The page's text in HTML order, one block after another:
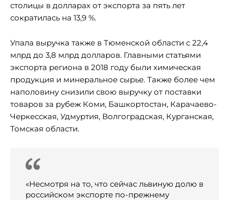
столицы в долларах от экспорта за пять лет
сократилась на 13,9 %.
Упала выручка также в Тюменской области с 22,4
млрд до 3,8 млрд долларов. Главными статьями
экспорта региона в 2018 году были химическая
продукция и минеральное сырье. Также более чем
наполовину снизили свою выручку от поставки
товаров за рубеж Коми, Башкортостан, Карачаево-
Черкесская, Удмуртия, Волгоградская, Курганская,
Томская области.
«Несмотря на то, что сейчас львиную долю в
российском экспорте по-прежнему